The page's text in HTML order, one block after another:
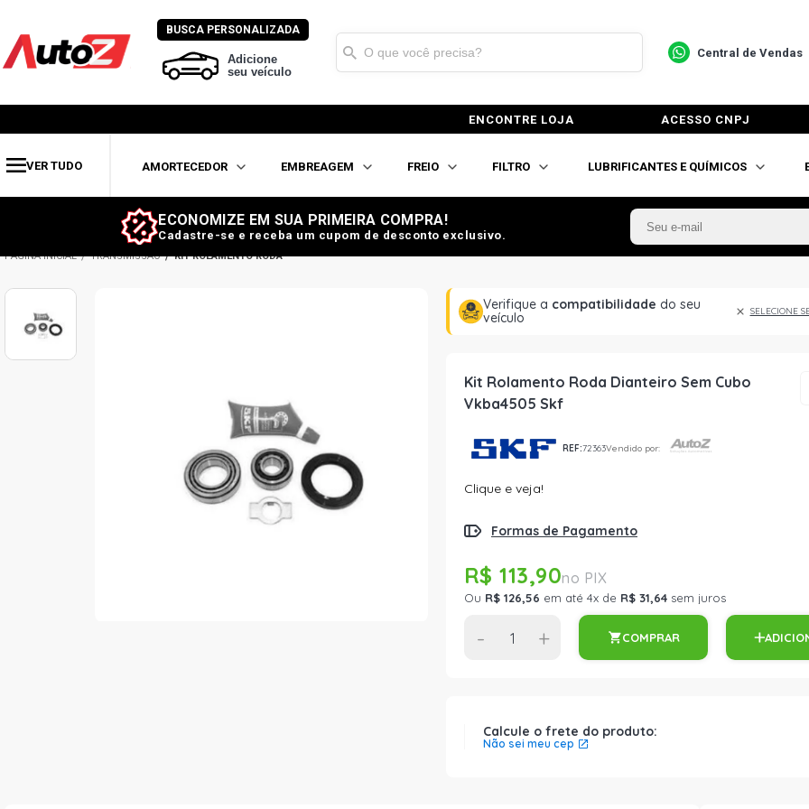
BUSCA PERSONALIZADA
Adicione
seu veículo
Central de Vendas
ENCONTRE LOJA ACESSO CNPJ
VER TUDO AMORTECEDOR EMBREAGEM FREIO FILTRO LUBRIFICANTES E QUÍMICOS
ECONOMIZE EM SUA PRIMEIRA COMPRA!
Cadastre-se e receba um cupom de desconto exclusivo.
TRANSMISSÃO KIT ROLAMENTO RODA
Verifique a compatibilidade do seu
veículo
SELECIONE
Kit Rolamento Roda Dianteiro Sem Cubo
Vkba4505 Skf
REF:72363Vendido por:
Clique e veja!
Formas de Pagamento
R$ 113,90
Ou R$ 126,56 em até 4x de R$ 31,64 sem juros
- + COMPRAR
Calcule o frete do produto:
Não sei meu cep